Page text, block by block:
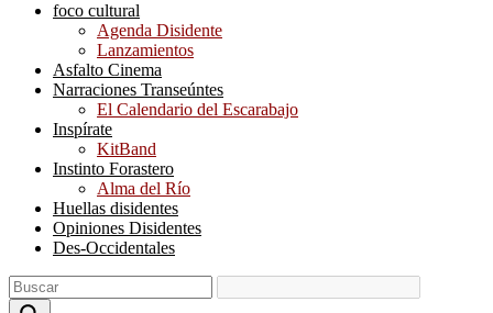
foco cultural
Agenda Disidente
Lanzamientos
Asfalto Cinema
Narraciones Transeúntes
El Calendario del Escarabajo
Inspírate
KitBand
Instinto Forastero
Alma del Río
Huellas disidentes
Opiniones Disidentes
Des-Occidentales